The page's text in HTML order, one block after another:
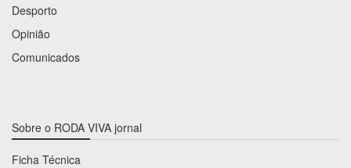
Desporto
Opinião
Comunicados
Sobre o RODA VIVA jornal
Ficha Técnica